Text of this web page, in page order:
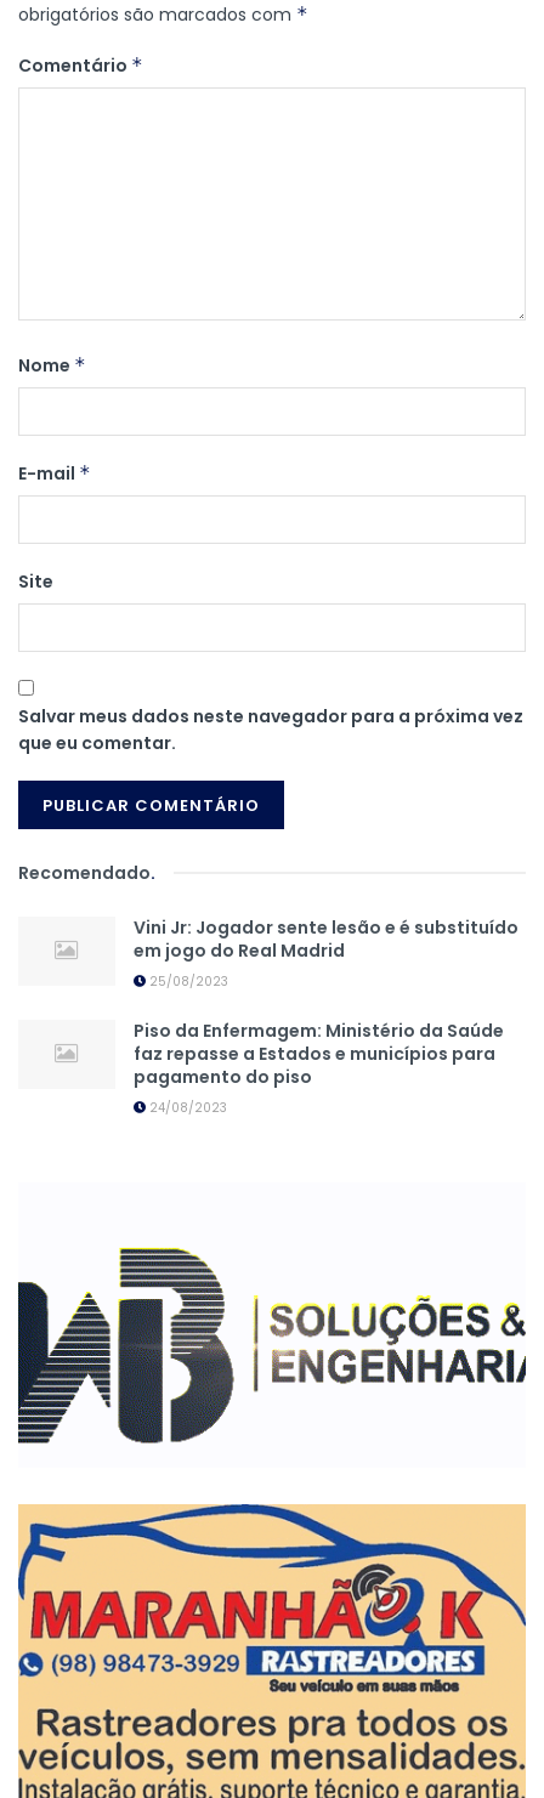
obrigatórios são marcados com *
Comentário *
Nome *
E-mail *
Site
Salvar meus dados neste navegador para a próxima vez
que eu comentar.
Recomendado.
Vini Jr: Jogador sente lesão e é substituído
em jogo do Real Madrid
25/08/2023
Piso da Enfermagem: Ministério da Saúde
faz repasse a Estados e municípios para
pagamento do piso
24/08/2023